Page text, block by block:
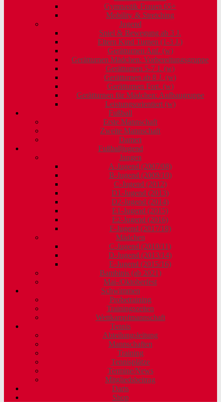
Gymnastik Frauen 65+
Mobility & Stretching
Jugend
Spiel & Bewegung ab 3 J.
Eltern Kind Turnen (1-3 J.)
Gerätturnen Anf. (w)
Gerätturnen Mädchen: Vorbereitungsgruppe
Gerätturnen 5-7 J. (w)
Gerätturnen ab 8 J. (w)
Gerätturnen Fort. (w)
Gerätturnen für Mädchen: Aufbaugruppe
Leistungsorientiert (w)
Fußball
Erste Mannschaft
Zweite Mannschaft
Damen
Fußballjugend
Jungen
A-Jugend (2007/08)
B-Jugend (2009/10)
C-Jugend (2012)
D1-Jugend (2013)
D2-Jugend (2014)
E1-Jugend (2015)
E2-Jugend (2016)
F-Jugend (2017/18)
Mädchen
C-Jugend (2010/11)
D-Jugend (2013/14)
E-Jugend (2015/16)
Bambinis (ab 2021)
Mai-/Oktoberfest
Schwimmen
Probetraining
Trainingszeiten
Wettkampfmannschaft
Tennis
Abteilungsleitung
Mannschaften
Training
Tennisplätze
Termine/News
Mitgliedsbeitrag
Darts
Shop